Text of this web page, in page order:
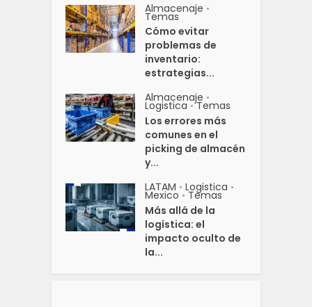
Almacenaje •
Temas
Cómo evitar
problemas de
inventario:
estrategias...
Almacenaje •
Logistica • Temas
Los errores más
comunes en el
picking de almacén
y...
LATAM • Logistica •
Mexico • Temas
Más allá de la
logística: el
impacto oculto de
la...